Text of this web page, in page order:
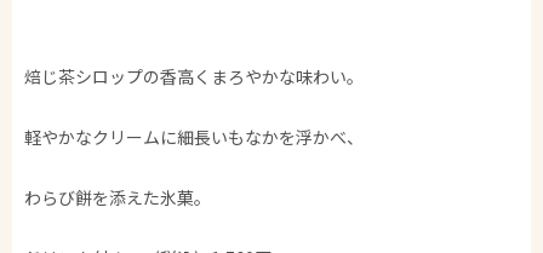
焙じ茶シロップの香高くまろやかな味わい。
軽やかなクリームに細長いもなかを浮かべ、
わらび餅を添えた氷菓。